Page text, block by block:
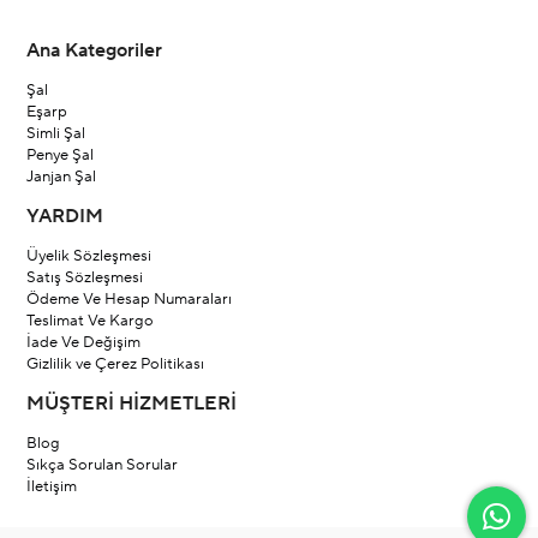
Ana Kategoriler
Şal
Eşarp
Simli Şal
Penye Şal
Janjan Şal
YARDIM
Üyelik Sözleşmesi
Satış Sözleşmesi
Ödeme Ve Hesap Numaraları
Teslimat Ve Kargo
İade Ve Değişim
Gizlilik ve Çerez Politikası
MÜŞTERİ HİZMETLERİ
Blog
Sıkça Sorulan Sorular
İletişim